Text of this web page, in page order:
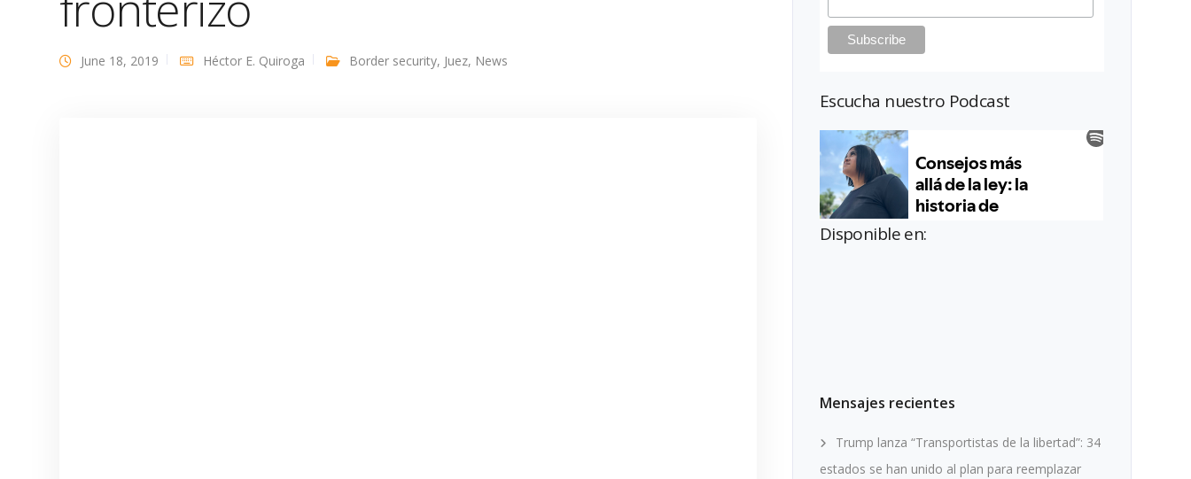
June 18, 2019 Héctor E. Quiroga Border security, Juez, News
Escucha nuestro Podcast
Disponible en:
Mensajes recientes
Trump lanza “Transportistas de la libertad”: 34
estados se han unido al plan para reemplazar